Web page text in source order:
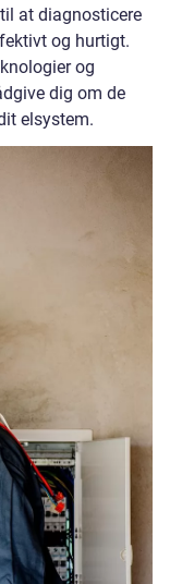
at diagnosticere
og hurtigt.
og
dig om de
elsystem.